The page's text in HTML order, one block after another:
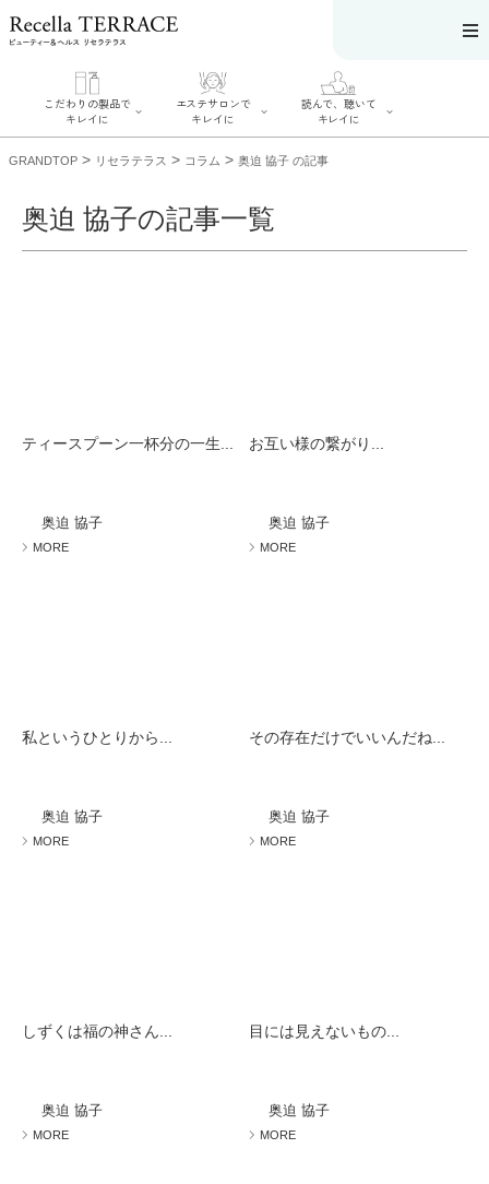
こだわりの製品で
キレイに
エステサロンで
キレイに
肌改善のプロと
は？
読んで、聴いて
キレイに
ニキビ 日焼け
のしわ 敏感肌
コラム
GRANDTOP > リセラテラス > コラム > 奥迫 協子 の記事
奥迫 協子の記事一覧
ティースプーン一杯分の一生...
奥迫 協子
MORE
お互い様の繋がり...
奥迫 協子
MORE
私というひとりから...
奥迫 協子
MORE
その存在だけでいいんだね...
奥迫 協子
MORE
しずくは福の神さん...
奥迫 協子
MORE
目には見えないもの...
奥迫 協子
MORE